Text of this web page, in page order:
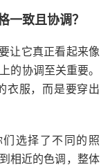
一致且协调？
让它真正看起来像
的协调至关重要。
衣服，而是要穿出
们选择了不同的照
相近的色调，整体